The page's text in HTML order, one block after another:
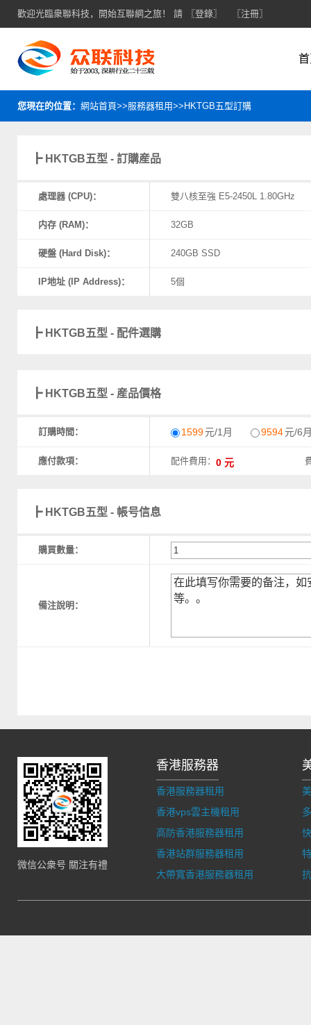
歡迎光臨衆聯科技，開始互聯網之旅！ 請 〖登錄〗 〖注冊〗
您現在的位置： 網站首頁>>服務器租用>>HKTGB五型訂購
┣ HKTGB五型 - 訂購産品
處理器 (CPU)： 雙八核至強 E5-2450L 1.80GHz
内存 (RAM)： 32GB
硬盤 (Hard Disk)： 240GB SSD
IP地址 (IP Address)： 5個
┣ HKTGB五型 - 配件選購
┣ HKTGB五型 - 産品價格
訂購時間： 1599元/1月 9594元/6
應付款項： 配件費用：
┣ HKTGB五型 - 帳号信息
購買數量：
備注說明：
微信公衆号 關注有禮
香港服務器
香港服務器租用
香港vps雲主機租用
高防香港服務器租用
香港站群服務器租用
大帶寬香港服務器租用